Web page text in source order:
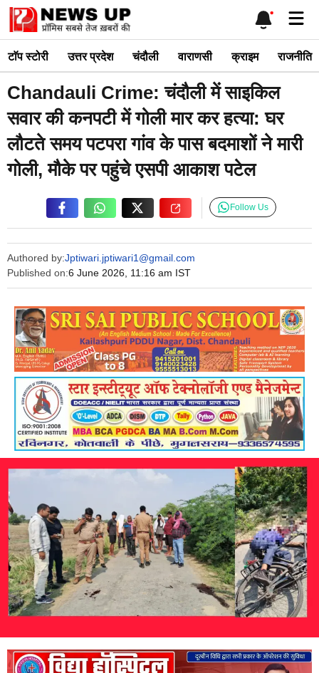
Skip
content
टाॅप स्टोरी उत्तर प्रदेश चंदौली वाराणसी क्राइम राजनीति
Chandauli Crime: चंदौली में साइकिल
सवार की कनपटी में गोली मार कर हत्या: घर
लौटते समय पटपरा गांव के पास बदमाशों ने मारी
गोली, मौके पर पहुंचे एसपी आकाश पटेल
Authored by:Jptiwari.jptiwari1@gmail.com
Published on:6 June 2026, 11:16 am IST
Follow Us